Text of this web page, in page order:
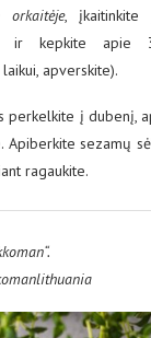
orkaitėje,
ir kepkite apie
apverskite).
perkelkite į dubenį,
Apiberkite sezamų
ragaukite.